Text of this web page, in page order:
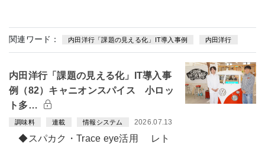
関連ワード： 内田洋行「課題の見える化」IT導入事例 内田洋行
内田洋行「課題の見える化」IT導入事
例（82）キャニオンスパイス 小ロッ
ト多…
調味料 連載 情報システム 2026.07.13
◆スパカク・Trace eye活用 レト